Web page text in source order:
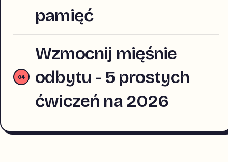
pamięć
Wzmocnij mięśnie
odbytu - 5 prostych
ćwiczeń na 2026